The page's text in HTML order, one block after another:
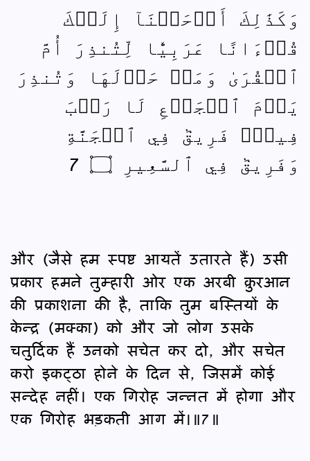
وَكَذَٰلِكَ أَوۡحَيۡنَآ إِلَيۡكَ
قُرۡءَانًا عَرَبِيّٗا لِّتُنذِرَ أُمَّ
ٱلۡقُرَىٰ وَمَنۡ حَوۡلَهَا وَتُنذِرَ
يَوۡمَ ٱلۡجَمۡعِ لَا رَيۡبَ
فِيهِۚ فَرِيقٞ فِي ٱلۡجَنَّةِ
وَفَرِيقٞ فِي ٱلسَّعِيرِ ۝ 7
और (जैसे हम स्पष्ट आयतें उतारते हैं) उसी
प्रकार हमने तुम्हारी ओर एक अरबी क़ुरआन
की प्रकाशना की है, ताकि तुम बस्तियों के
केन्द्र (मक्‍का) को और जो लोग उसके
चतुर्दिक हैं उनको सचेत कर दो, और सचेत
करो इकट्ठा होने के दिन से, जिसमें कोई
सन्देह नहीं। एक गिरोह जन्‍नत में होगा और
एक गिरोह भड़कती आग में।॥7॥